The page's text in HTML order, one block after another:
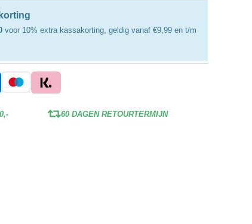
voor 10% extra kassakorting, geldig vanaf €9,99 en t/m
60 DAGEN RETOURTERMIJN